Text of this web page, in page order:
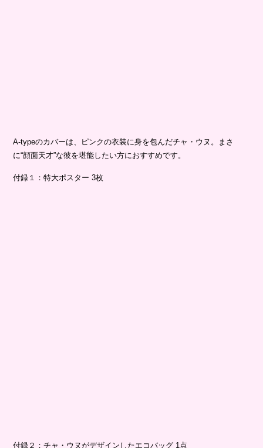
A-typeのカバーは、ピンクの衣装に身を包んだチャ・ウヌ。まさ
に“顔面天才”な彼を堪能したい方におすすめです。
付録１：特大ポスター 3枚
付録２：チャ・ウヌがデザインしたエコバッグ 1点